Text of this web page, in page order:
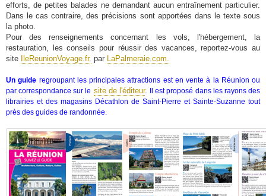
efforts, de petites balades ne demandant aucun entraînement particulier.
Dans le cas contraire, des précisions sont apportées dans le texte sous
la photo.
Pour des renseignements concernant les vols, l'hébergement, la
restauration, les conseils pour réussir des vacances, reportez-vous au
site
IleReunionVoyage.fr. par LaPalmeraie.com.
Un guide regroupant les principales attractions est en vente à la Réunion ou
par correspondance sur le site de l'éditeur.
Il est proposé dans les rayons des
librairies et des magasins Décathlon de Saint-Pierre et Sainte-Suzanne tout
près des guides de randonnée.